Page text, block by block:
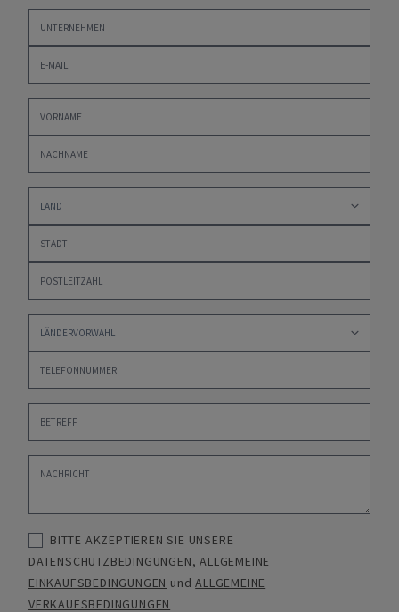
BITTE AKZEPTIEREN SIE UNSERE
DATENSCHUTZBEDINGUNGEN,ALLGEMEINE
EINKAUFSBEDINGUNGEN undALLGEMEINE
VERKAUFSBEDINGUNGEN